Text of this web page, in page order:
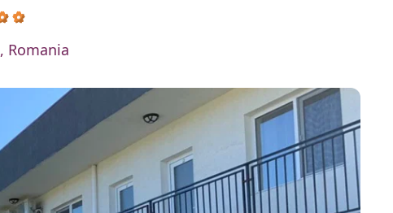
, Romania